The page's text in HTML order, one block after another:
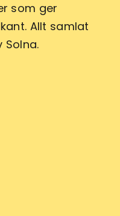
som ger
Allt samlat